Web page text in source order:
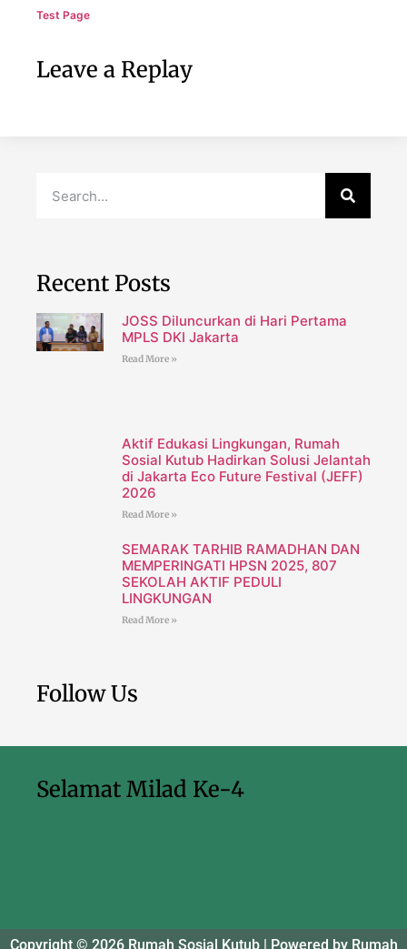
Test Page
Leave a Replay
Recent Posts
JOSS Diluncurkan di Hari Pertama
MPLS DKI Jakarta
Read More »
Aktif Edukasi Lingkungan, Rumah
Sosial Kutub Hadirkan Solusi Jelantah
di Jakarta Eco Future Festival (JEFF)
2026
Read More »
SEMARAK TARHIB RAMADHAN DAN
MEMPERINGATI HPSN 2025, 807
SEKOLAH AKTIF PEDULI
LINGKUNGAN
Read More »
Follow Us
Selamat Milad Ke-4
Copyright © 2026 Rumah Sosial Kutub | Powered by Rumah